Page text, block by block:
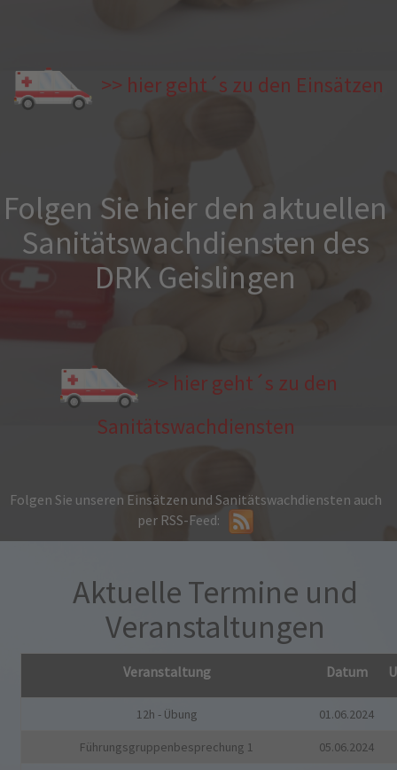
>> hier geht´s zu den Einsätzen
Folgen Sie hier den aktuellen
Sanitätswachdiensten des
DRK Geislingen
>> hier geht´s zu den
Sanitätswachdiensten
Folgen Sie unseren Einsätzen und Sanitätswachdiensten auch
per RSS-Feed:
Aktuelle Termine und
Veranstaltungen
Veranstaltung Datum
12h - Übung 01.06.2024
Führungsgruppenbesprechung 1 05.06.2024